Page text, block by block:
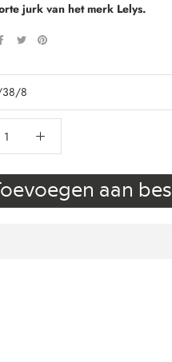
jurk van het merk Lelys.
8
aan